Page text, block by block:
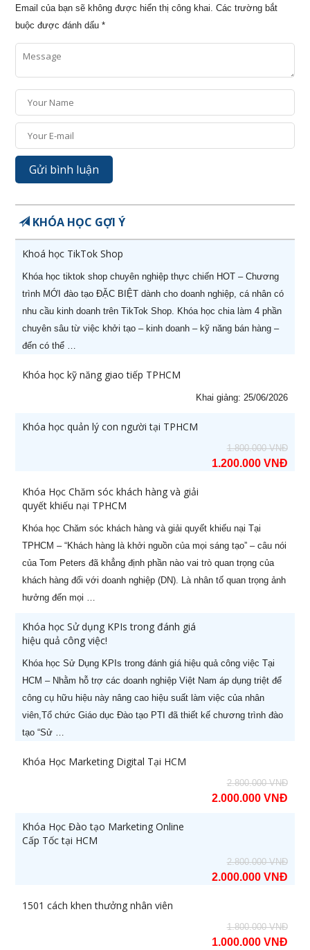
Email của bạn sẽ không được hiển thị công khai.
Các trường bắt
buộc được đánh dấu*
KHÓA HỌC GỢI Ý
Khoá học TikTok Shop
Khóa học tiktok shop chuyên nghiệp thực chiến HOT – Chương
trình MỚI đào tạo ĐẶC BIỆT dành cho doanh nghiệp, cá nhân có
nhu cầu kinh doanh trên TikTok Shop. Khóa học chia làm 4 phần
chuyên sâu từ việc khởi tạo – kinh doanh – kỹ năng bán hàng –
đến có thể …
Khóa học kỹ năng giao tiếp TPHCM
Khai giảng: 25/06/2026
Khóa học quản lý con người tại TPHCM
1.800.000 VNĐ
1.200.000 VNĐ
Khóa Học Chăm sóc khách hàng và giải
quyết khiếu nại TPHCM
Khóa học Chăm sóc khách hàng và giải quyết khiếu nại Tại
TPHCM – “Khách hàng là khởi nguồn của mọi sáng tạo” – câu nói
của Tom Peters đã khẳng định phần nào vai trò quan trọng của
khách hàng đối với doanh nghiệp (DN). Là nhân tố quan trọng ảnh
hưởng đến mọi …
Khóa học Sử dụng KPIs trong đánh giá
hiệu quả công việc!
Khóa học Sử Dụng KPIs trong đánh giá hiệu quả công việc Tại
HCM – Nhằm hỗ trợ các doanh nghiệp Việt Nam áp dụng triệt để
công cụ hữu hiệu này nâng cao hiệu suất làm việc của nhân
viên,Tổ chức Giáo dục Đào tạo PTI đã thiết kế chương trình đào
tạo “Sử …
Khóa Học Marketing Digital Tại HCM
2.800.000 VNĐ
2.000.000 VNĐ
Khóa Học Đào tạo Marketing Online
Cấp Tốc tại HCM
2.800.000 VNĐ
2.000.000 VNĐ
1501 cách khen thưởng nhân viên
1.800.000 VNĐ
1.000.000 VNĐ
X
HOT KHAI GIẢNG THÁNG 08
Ưu đãi lên tới 60% cho học viên đăng ký sớm
STT Tên khóa học
29/08/2026
2
Khoá học CEO Giám Đốc Điều
Hành chuyên nghiệp (-60%)
Khoá học CCO – Giám đốc Kinh
doanh chuyên nghiệp (-60%)
4
Khoá học CFO – Giám đốc Tài
5
Kỹ năng Thuyết trình chuyên
nghiệp (-50%)
CPO - Giám đốc sản xuất
chuyên nghiệp (-50%)
7
21/08/2026
9
[ZOOM ONLINE] Khoá học CEO
Giám Đốc Điều Hành chuyên
Nâng cao Năng lực Cho Quản